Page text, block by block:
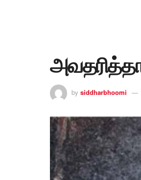
by siddharbhoomi